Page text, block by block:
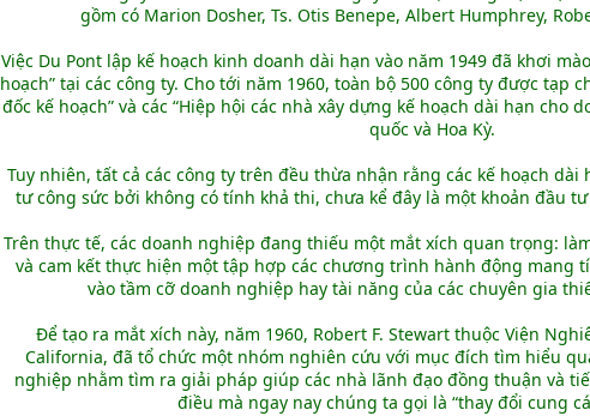
gồm có Marion Dosher, Ts. Otis Benepe, Albert Humphrey,
Việc Du Pont lập kế hoạch kinh doanh dài hạn vào năm 1949 đã khơi
hoạch” tại các công ty. Cho tới năm 1960, toàn bộ 500 công ty được tạp
đốc kế hoạch” và các “Hiệp hội các nhà xây dựng kế hoạch dài hạn cho
quốc và Hoa Kỳ.
Tuy nhiên, tất cả các công ty trên đều thừa nhận rằng các kế hoạch
tư công sức bởi không có tính khả thi, chưa kể đây là một khoản đầu
Trên thực tế, các doanh nghiệp đang thiếu một mắt xích quan trọng:
và cam kết thực hiện một tập hợp các chương trình hành động mang
vào tầm cỡ doanh nghiệp hay tài năng của các chuyên gia
Để tạo ra mắt xích này, năm 1960, Robert F. Stewart thuộc Viện
California, đã tổ chức một nhóm nghiên cứu với mục đích tìm hiểu
nghiệp nhằm tìm ra giải pháp giúp các nhà lãnh đạo đồng thuận và
điều mà ngay nay chúng ta gọi là “thay đổi cung